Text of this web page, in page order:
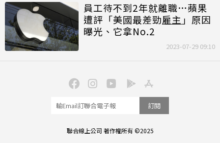
員工待不到2年就離職…蘋果
遭評「美國最差勁雇主 」原因
曝光、它拿No.2
2023-07-29 09:10
訂閱
聯合線上公司 著作權所有 ©2025